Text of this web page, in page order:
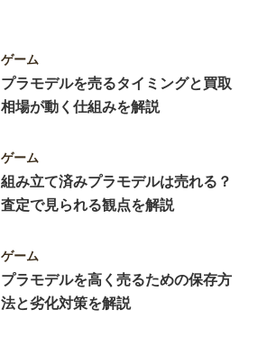
ゲーム
プラモデルを売るタイミングと買取
相場が動く仕組みを解説
ゲーム
組み立て済みプラモデルは売れる？
査定で見られる観点を解説
ゲーム
プラモデルを高く売るための保存方
法と劣化対策を解説